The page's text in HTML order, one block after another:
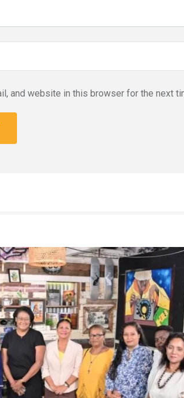
and website in this browser for the next